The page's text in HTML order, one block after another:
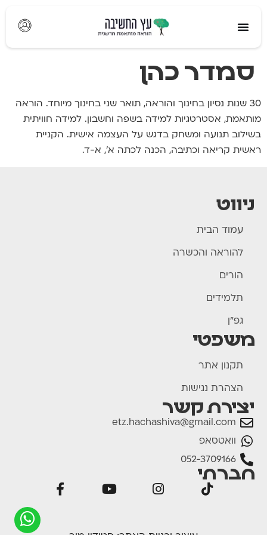
סמדר כהן
30 שנות נסיון בחינוך והוראה, תואר שני בחינוך מיוחד. הוראה
מותאמת, אסטרטגיות למידה בשפה וחשבון. למידה חוויתית
בשילוב תנועה ומשחק בדגש על העצמה אישית. הקניית
ראשית קריאה וכתיבה, הכנה לכתה א', א-ד.
ניווט
עמוד הבית
להוראה והכשרה
הורים
תלמידים
גפ"ן
משפטי
תקנון אתר
הצהרת נגישות
יצירת קשר
etz.hachashiva@gmail.com
וואטסאפ
052-3709166
חברתי